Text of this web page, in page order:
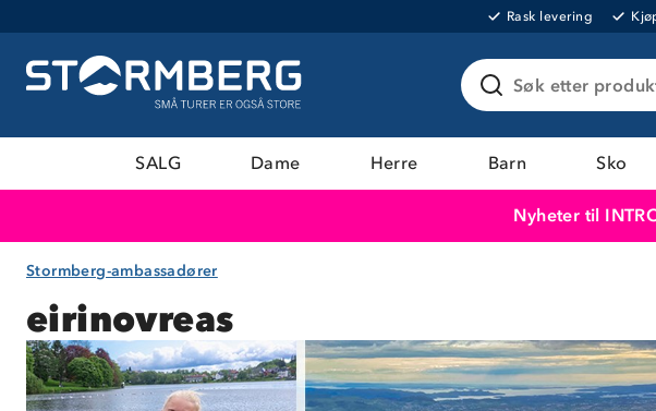
Rask levering
Søk etter
SALG Dame Herre Barn Sko
Nyheter til
Stormberg-ambassadører
eirinovreas